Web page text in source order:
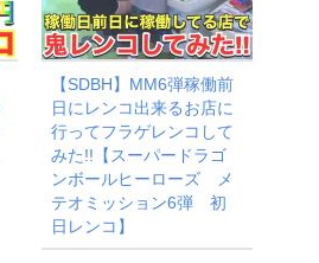
【SDBH】MM6弾稼働前
日にレンコ出来るお店に
行ってフラゲレンコして
みた!!【スーパードラゴ
ンボールヒーローズ メ
テオミッション6弾 初
日レンコ】